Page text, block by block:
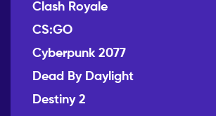
Clash Royale
CS:GO
Cyberpunk 2077
Dead By Daylight
Destiny 2